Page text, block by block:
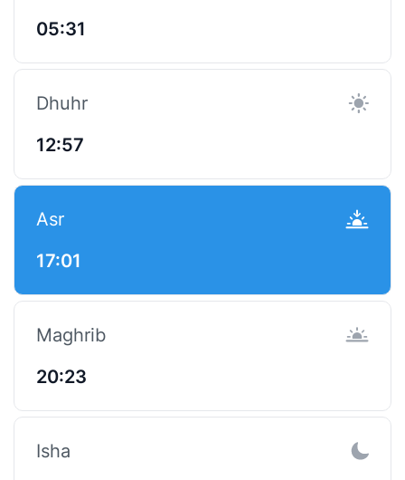
05:31
Dhuhr
12:57
Asr
17:01
Maghrib
20:23
Isha